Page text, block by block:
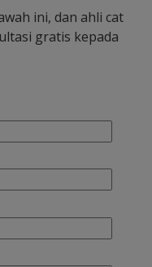
ini, dan ahli cat
gratis kepada